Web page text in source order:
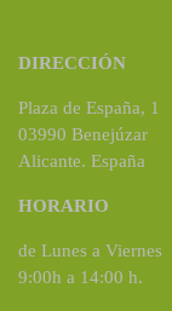
DIRECCIÓN
Plaza de España, 1
03990 Benejúzar
Alicante. España
HORARIO
de Lunes a Viernes
9:00h a 14:00 h.